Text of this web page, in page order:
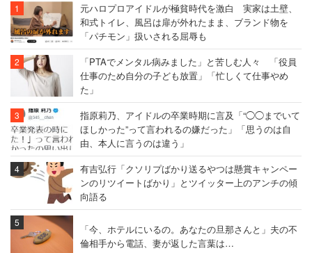
元ハロプロアイドルが極貧時代を激白 実家は土壁、
和式トイレ、風呂は扉が外れたまま、ブランド物を
「パチモン」扱いされる屈辱も
「PTAでメンタル病みました」と苦しむ人々 「役員
仕事のため自分の子ども放置」「忙しくて仕事やめ
た」
指原莉乃、アイドルの卒業時期に言及「“◯◯までいて
ほしかった”って言われるの嫌だった」「思うのは自
由、本人に言うのは違う」
有吉弘行「クソリプばかり送るやつは懸賞キャンペー
ンのリツイートばかり」とツイッター上のアンチの傾
向語る
「今、ホテルにいるの。あなたの旦那さんと」夫の不
倫相手から電話、妻が返した言葉は…